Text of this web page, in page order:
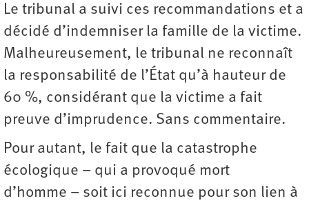
Le tribunal a suivi ces recommandations et a
décidé d’indemniser la famille de la victime.
Malheureusement, le tribunal ne reconnaît
la responsabilité de l’État qu’à hauteur de
60 %, considérant que la victime a fait
preuve d’imprudence. Sans commentaire.
Pour autant, le fait que la catastrophe
écologique – qui a provoqué mort
d’homme – soit ici reconnue pour son lien à